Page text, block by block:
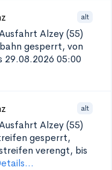
alt
Alzey (55)
gesperrt, von
29.08.2026 05:00
alt
Alzey (55)
gesperrt,
verengt, bis